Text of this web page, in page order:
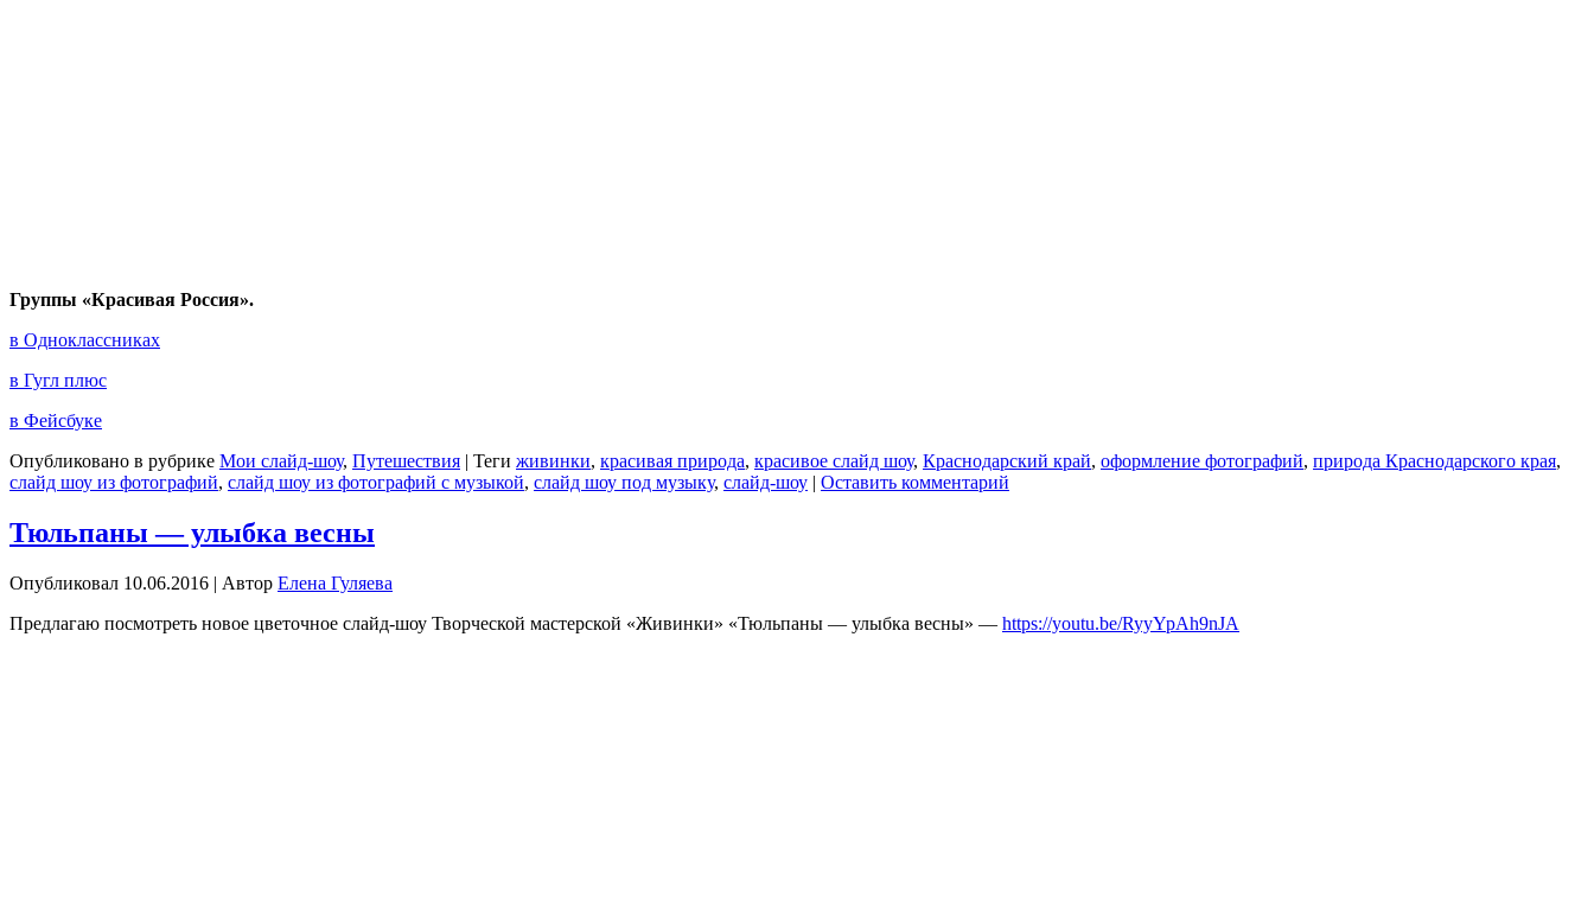
Группы «Красивая Россия».
в Одноклассниках
в Гугл плюс
в Фейсбуке
Опубликовано в рубрике Мои слайд-шоу, Путешествия | Теги живинки, красивая природа, красивое слайд шоу, Краснодарский край, оформление фотографий, природа Краснодарского края,
слайд шоу из фотографий, слайд шоу из фотографий с музыкой, слайд шоу под музыку, слайд-шоу | Оставить комментарий
Тюльпаны — улыбка весны
Опубликовал 10.06.2016 | Автор Елена Гуляева
Предлагаю посмотреть новое цветочное слайд-шоу Творческой мастерской «Живинки» «Тюльпаны — улыбка весны» — https://youtu.be/RyyYpAh9nJA